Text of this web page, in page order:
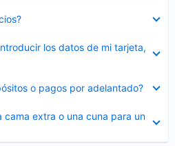
los datos de mi tarjeta,
o pagos por adelantado?
cama extra o una cuna para un